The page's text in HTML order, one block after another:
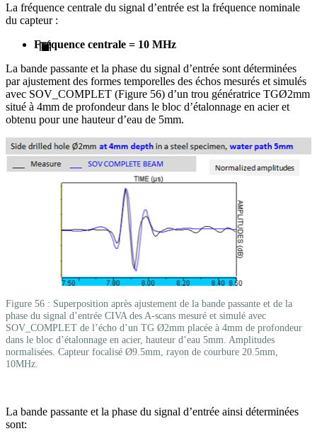
La fréquence centrale du signal d’entrée est la fréquence nominale
du capteur :
Fréquence centrale = 10 MHz
La bande passante et la phase du signal d’entrée sont déterminées
par ajustement des formes temporelles des échos mesurés et simulés
avec SOV_COMPLET (Figure 56) d’un trou génératrice TGØ2mm
situé à 4mm de profondeur dans le bloc d’étalonnage en acier et
obtenu pour une hauteur d’eau de 5mm.
Figure 56 : Superposition après ajustement de la bande passante et de la
phase du signal d’entrée CIVA des A-scans mesuré et simulé avec
SOV_COMPLET de l’écho d’un TG Ø2mm placée à 4mm de profondeur
dans le bloc d’étalonnage en acier, hauteur d’eau 5mm. Amplitudes
normalisées. Capteur focalisé Ø9.5mm, rayon de courbure 20.5mm,
10MHz.
La bande passante et la phase du signal d’entrée ainsi déterminées
sont: